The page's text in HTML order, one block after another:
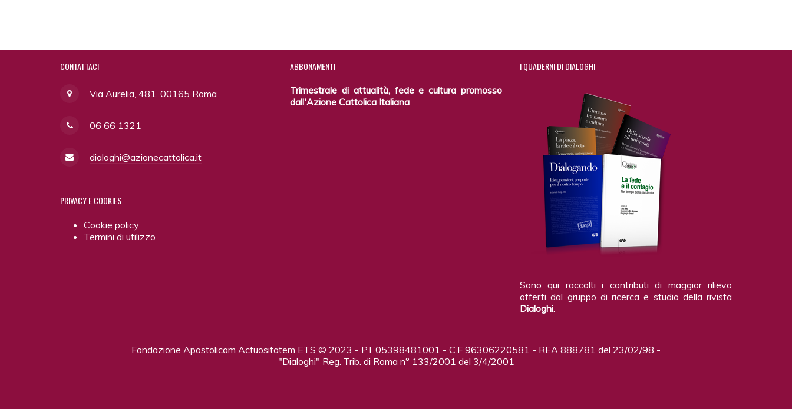
CONTATTACI
Via Aurelia, 481, 00165 Roma
06 66 1321
dialoghi@azionecattolica.it
PRIVACYE COOKIES
Cookie policy
Termini di utilizzo
ABBONAMENTI
Trimestrale di attualità, fede e cultura promosso
dall'Azione Cattolica Italiana
IQUADERNI DI DIALOGHI
Sono qui raccolti i contributi di maggior rilievo
offerti dal gruppo di ricerca e studio della rivista
Dialoghi.
Fondazione Apostolicam Actuositatem ETS © 2023 - P.I. 05398481001 - C.F 96306220581 - REA 888781 del 23/02/98 -
"Dialoghi" Reg. Trib. di Roma n° 133/2001 del 3/4/2001